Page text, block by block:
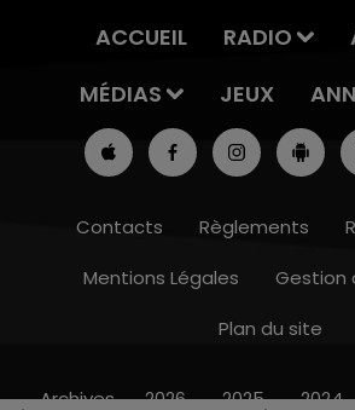
16h00 - 20h00
ACCUEIL RADIO
MÉDIAS
JEUX
Contacts Règlements
Mentions Légales
Gestion
Plan du site
Archives 2026 2025 2024